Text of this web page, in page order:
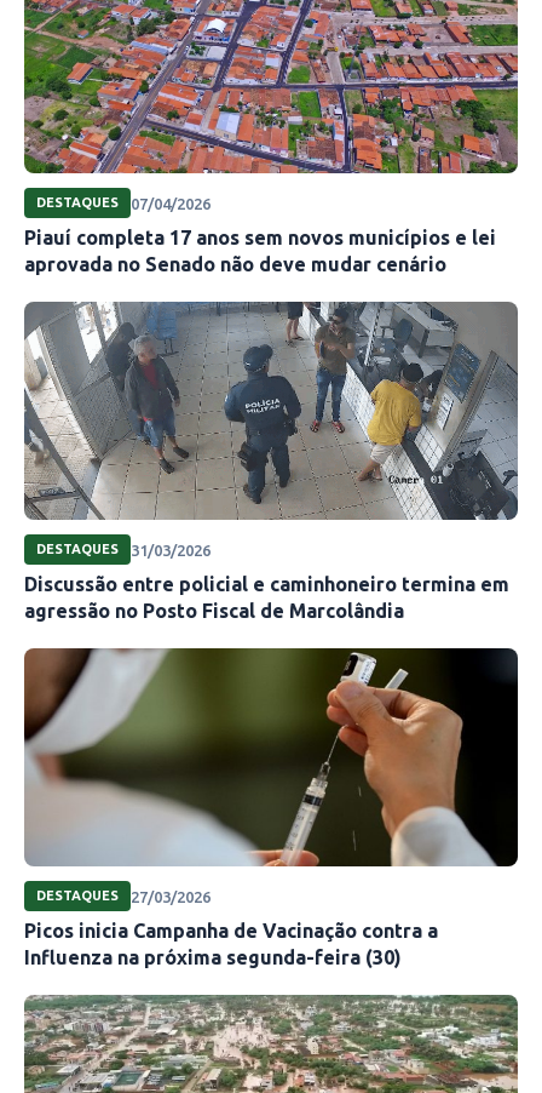
DESTAQUES 07/04/2026
Piauí completa 17 anos sem novos municípios e lei
aprovada no Senado não deve mudar cenário
DESTAQUES 31/03/2026
Discussão entre policial e caminhoneiro termina em
agressão no Posto Fiscal de Marcolândia
DESTAQUES 27/03/2026
Picos inicia Campanha de Vacinação contra a
Influenza na próxima segunda-feira (30)